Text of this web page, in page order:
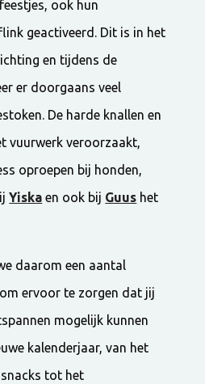
ook hun
geactiveerd. Dit is in het
en tijdens de
er doorgaans veel
De harde knallen en
vuurwerk veroorzaakt,
oproepen bij honden,
Yiska en ook bij Guus het
daarom een aantal
ervoor te zorgen dat jij
mogelijk kunnen
kalenderjaar, van het
tot het